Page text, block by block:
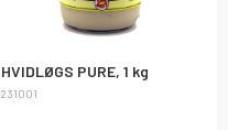
HVIDLØGS PURE, 1 kg
231001